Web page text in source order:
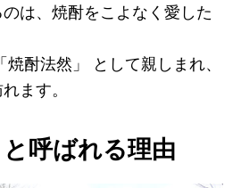
は、焼酎をこよなく愛した
酎法然」 として親しまれ、
ます。
と呼ばれる理由